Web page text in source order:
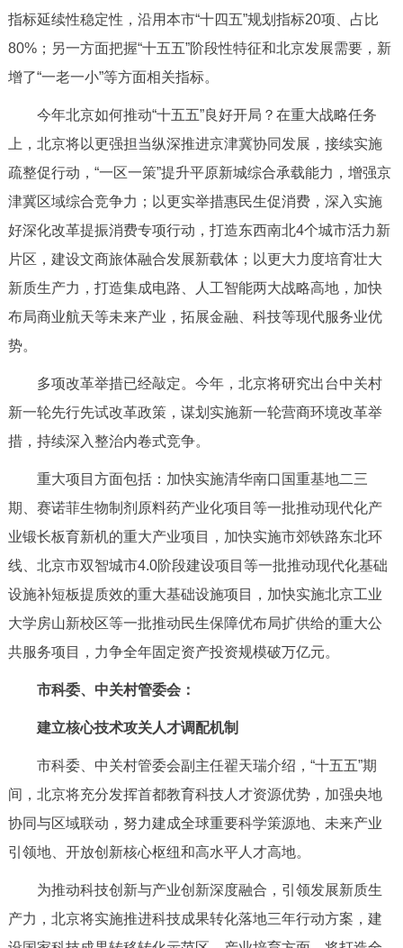
指标延续性稳定性，沿用本市“十四五”规划指标20项、占比
80%；另一方面把握“十五五”阶段性特征和北京发展需要，新
增了“一老一小”等方面相关指标。
今年北京如何推动“十五五”良好开局？在重大战略任务
上，北京将以更强担当纵深推进京津冀协同发展，接续实施
疏整促行动，“一区一策”提升平原新城综合承载能力，增强京
津冀区域综合竞争力；以更实举措惠民生促消费，深入实施
好深化改革提振消费专项行动，打造东西南北4个城市活力新
片区，建设文商旅体融合发展新载体；以更大力度培育壮大
新质生产力，打造集成电路、人工智能两大战略高地，加快
布局商业航天等未来产业，拓展金融、科技等现代服务业优
势。
多项改革举措已经敲定。今年，北京将研究出台中关村
新一轮先行先试改革政策，谋划实施新一轮营商环境改革举
措，持续深入整治内卷式竞争。
重大项目方面包括：加快实施清华南口国重基地二三
期、赛诺菲生物制剂原料药产业化项目等一批推动现代化产
业锻长板育新机的重大产业项目，加快实施市郊铁路东北环
线、北京市双智城市4.0阶段建设项目等一批推动现代化基础
设施补短板提质效的重大基础设施项目，加快实施北京工业
大学房山新校区等一批推动民生保障优布局扩供给的重大公
共服务项目，力争全年固定资产投资规模破万亿元。
市科委、中关村管委会：
建立核心技术攻关人才调配机制
市科委、中关村管委会副主任翟天瑞介绍，“十五五”期
间，北京将充分发挥首都教育科技人才资源优势，加强央地
协同与区域联动，努力建成全球重要科学策源地、未来产业
引领地、开放创新核心枢纽和高水平人才高地。
为推动科技创新与产业创新深度融合，引领发展新质生
产力，北京将实施推进科技成果转化落地三年行动方案，建